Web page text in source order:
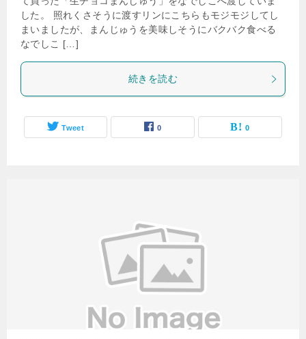
した。 照れくさそうに渡すリンにこちらもモジモジしてし
まいましたが、まんじゅうを美味しそうにバクバク食べる
なでしこ […]
続きを読む
Tweet 0 0